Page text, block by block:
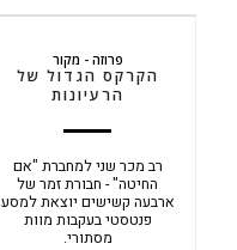
פרוזה - מקור
הקרקס הגדול של
הרעיונות
רב מכר שני למחברת "אם
החיטה" - חבורת זמר של
ארבעה קשישים יוצאת למסע
פנטסטי בעקבות מוות
מסתורי.